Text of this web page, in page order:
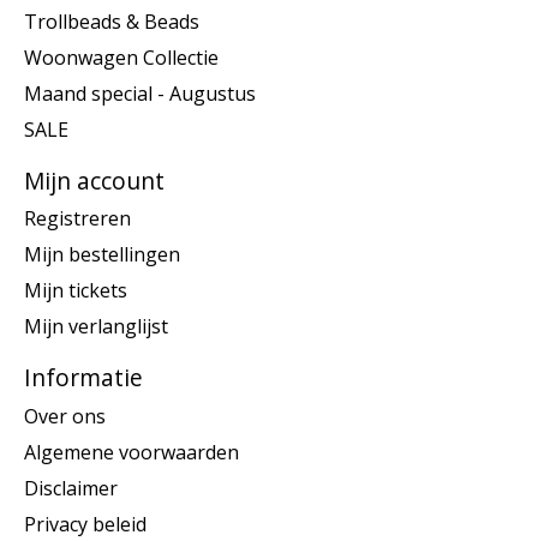
Trollbeads & Beads
Woonwagen Collectie
Maand special - Augustus
SALE
Mijn account
Registreren
Mijn bestellingen
Mijn tickets
Mijn verlanglijst
Informatie
Over ons
Algemene voorwaarden
Disclaimer
Privacy beleid